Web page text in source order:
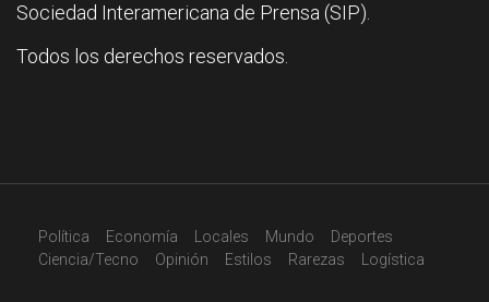
Sociedad Interamericana de Prensa (SIP).
Todos los derechos reservados.
Política Economía Locales Mundo
Deportes
Ciencia/Tecno
Opinión Estilos Rarezas Logística